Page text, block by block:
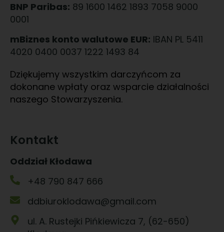
BNP Paribas: 89 1600 1462 1893 7058 9000
0001
mBiznes konto walutowe EUR: IBAN PL 5411
4020 0400 0037 1222 1493 84
Dziękujemy wszystkim darczyńcom za
dokonane wpłaty oraz wsparcie działalności
naszego Stowarzyszenia.
Kontakt
Oddział Kłodawa
+48 790 847 666
ddbiuroklodawa@gmail.com
ul. A. Rustejki Pińkiewicza 7, (62-650)